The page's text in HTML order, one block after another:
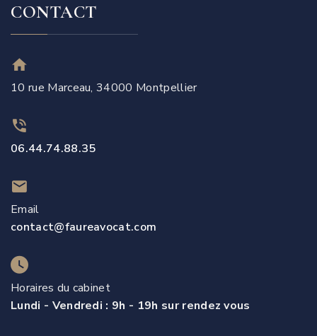
CONTACT
10 rue Marceau, 34000 Montpellier
06.44.74.88.35
Email
contact@faureavocat.com
Horaires du cabinet
Lundi - Vendredi : 9h - 19h sur rendez vous